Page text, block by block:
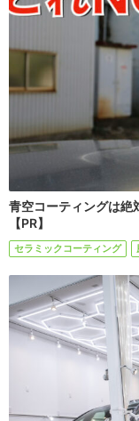
青空コーティングは絶
【PR】
セラミックコーティング